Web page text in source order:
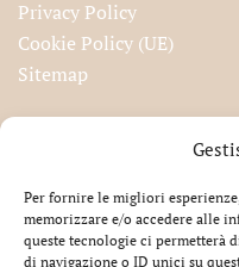
Per fornire le migliori
memorizzare e/o accedere alle
queste tecnologie ci permetterà
di navigazione o ID unici su
Privacy Policy
Cookie Policy (UE)
Sitemap
Accetto la